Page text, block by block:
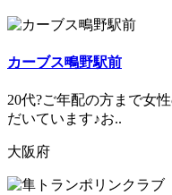
カーブス鴫野駅前
20代?ご年配の方まで女
だいています♪お..
大阪府